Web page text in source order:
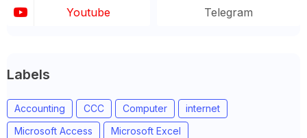
Youtube Telegram
Labels
Accounting CCC Computer
internet
Microsoft Access
Microsoft Excel